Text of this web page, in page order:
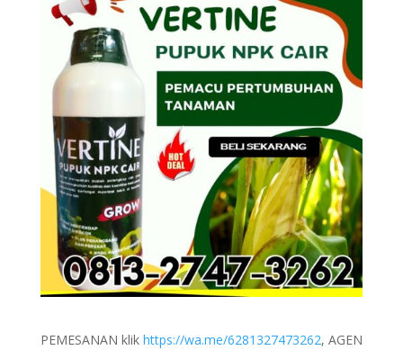
PEMESANAN klik https://wa.me/6281327473262, AGEN